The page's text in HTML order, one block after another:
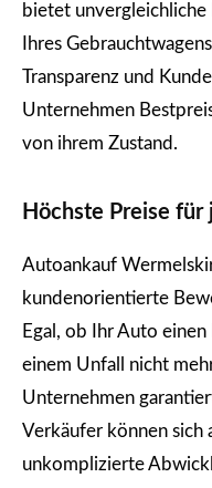
bietet
Ihres
Transparenz und
Unternehmen
von ihrem Zustand.
Höchste Preise
Autoankauf
kundenorientierte
Egal, ob Ihr Auto
einem Unfall nicht
Unternehmen
Verkäufer können sich
unkomplizierte